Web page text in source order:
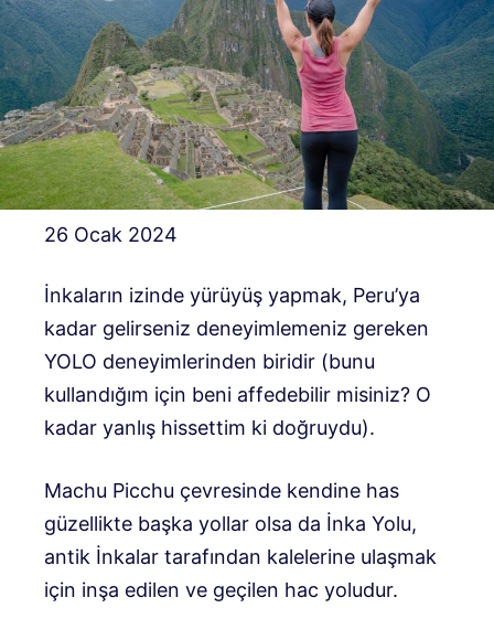
26 Ocak 2024
İnkaların izinde yürüyüş yapmak, Peru’ya
kadar gelirseniz deneyimlemeniz gereken
YOLO deneyimlerinden biridir (bunu
kullandığım için beni affedebilir misiniz? O
kadar yanlış hissettim ki doğruydu).
Machu Picchu çevresinde kendine has
güzellikte başka yollar olsa da İnka Yolu,
antik İnkalar tarafından kalelerine ulaşmak
için inşa edilen ve geçilen hac yoludur.